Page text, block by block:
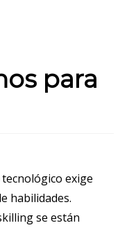
para
exige
habilidades.
se están